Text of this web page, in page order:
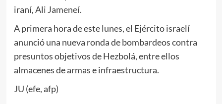
iraní,Ali Jameneí.
A primera hora de este lunes, el Ejército israelí
anunció una nueva ronda de bombardeos contra
presuntos objetivos de Hezbolá, entre ellos
almacenes de armas e infraestructura.
JU (efe, afp)